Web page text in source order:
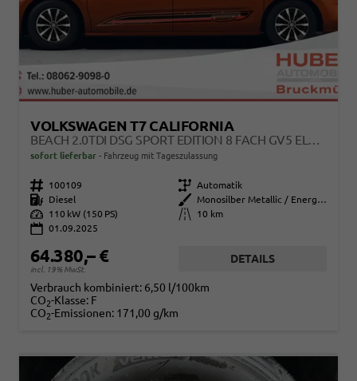
VOLKSWAGEN T7 CALIFORNIA
BEACH 2.0TDI DSG SPORT EDITION 8 FACH GV5 ELEGANCE+
sofort lieferbar Fahrzeug mit Tageszulassung
Fahrzeugnr. 100109 Getriebe Automatik
Kraftstoff
Diesel Außenfarbe
Monosilber Metallic / Energeticorange Metallic
Leistung
110 kW (150 PS) Kilometerstand
10 km
01.09.2025
64.380,– €
incl. 19% MwSt.
DETAILS
Verbrauch kombiniert: 6,50 l/100km
CO2-Klasse: F
CO2-Emissionen: 171,00 g/km